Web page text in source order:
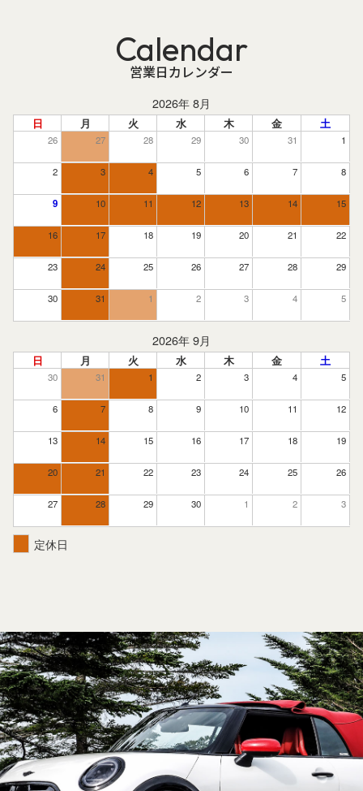
Calendar
営業日カレンダー
2026年 8月
日 月 火 水 木 金 土
26 27 28 29 30 31 1
2 3 4 5 6 7 8
9 10 11 12 13 14 15
16 17 18 19 20 21 22
23 24 25 26 27 28 29
30 31 1 2 3 4 5
2026年 9月
日 月 火 水 木 金 土
30 31 1 2 3 4 5
6 7 8 9 10 11 12
13 14 15 16 17 18 19
20 21 22 23 24 25 26
27 28 29 30 1 2 3
定休日